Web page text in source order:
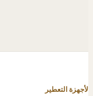
لأجهزة التعطير